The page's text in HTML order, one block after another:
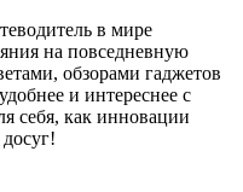
в мире
на повседневную
обзорами гаджетов
и интереснее с
себя, как инновации